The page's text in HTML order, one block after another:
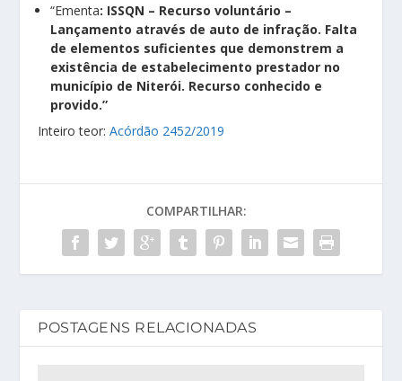
“Ementa: ISSQN – Recurso voluntário –
Lançamento através de auto de infração. Falta
de elementos suficientes que demonstrem a
existência de estabelecimento prestador no
município de Niterói. Recurso conhecido e
provido.”
Inteiro teor:Acórdão 2452/2019
COMPARTILHAR:
POSTAGENS RELACIONADAS